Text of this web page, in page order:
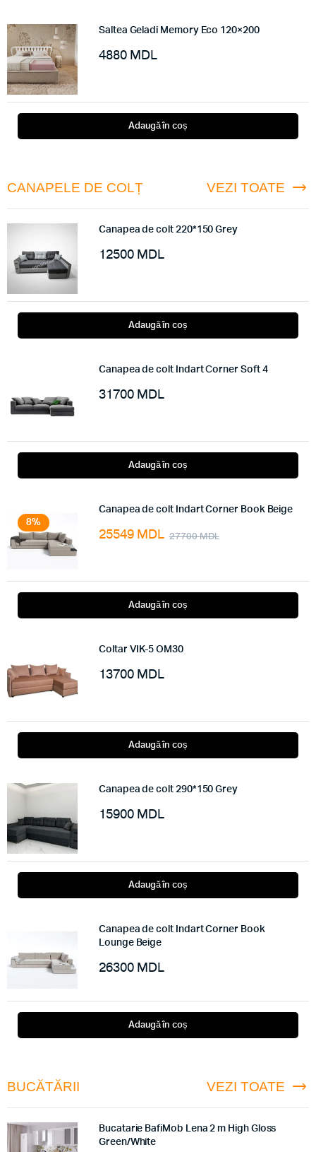
Saltea Geladi Memory Eco 120×200
4880 MDL
Adaugă în coș
CANAPELE DE COLȚ VEZI TOATE
Canapea de colt 220*150 Grey
12500 MDL
Adaugă în coș
Canapea de colt Indart Сorner Soft 4
31700 MDL
Adaugă în coș
8%
Canapea de colt Indart Corner Book Beige
27700MDL
25549 MDL
Adaugă în coș
Coltar VIK-5 OM30
13700 MDL
Adaugă în coș
Canapea de colt 290*150 Grey
15900 MDL
Adaugă în coș
Canapea de colt Indart Corner Book
Lounge Beige
26300 MDL
Adaugă în coș
BUCĂTĂRII VEZI TOATE
Bucatarie BafiMob Lena 2 m High Gloss
Green/White